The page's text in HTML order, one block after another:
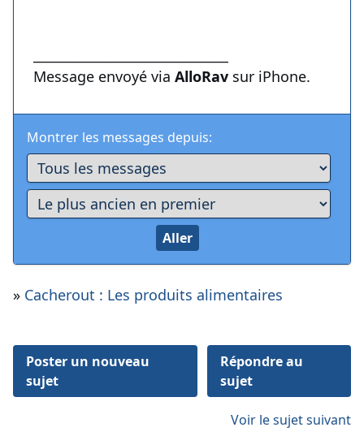
Message envoyé via AlloRav sur iPhone.
Montrer les messages depuis:
» Cacherout : Les produits alimentaires
Poster un nouveau
sujet
Répondre au
sujet
Voir le sujet suivant